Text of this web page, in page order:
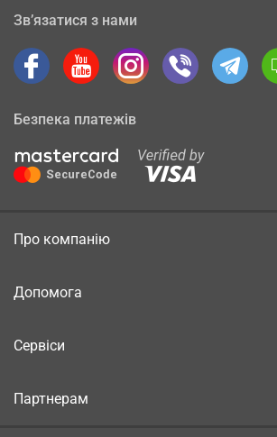
Зв’язатися з нами
Безпека платежів
Про компанію
Допомога
Сервіси
Партнерам